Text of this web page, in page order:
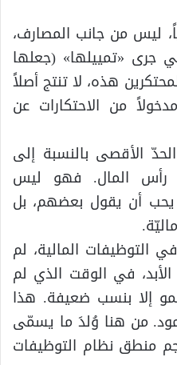
ليس من جانب المصارف،
جرى «تمييلها» (جعلها
هذه، لا تنتج أصلاً
من الاحتكارات عن
الأقصى بالنسبة إلى
رأس المال. فهو ليس
يحب أن يقول بعضهم، بل
التوظيفات المالية، لم
في الوقت الذي لم
إلا بنسب ضعيفة. هذا
من هنا وُلدَ ما يسمّى
منطق نظام التوظيفات